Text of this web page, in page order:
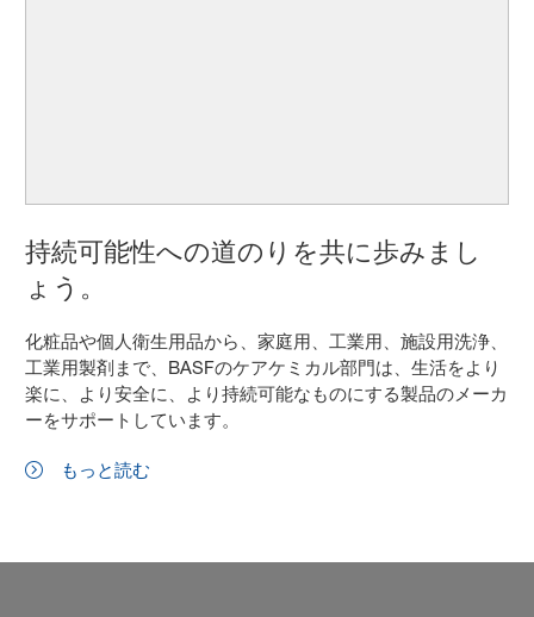
持続可能性への道のりを共に歩みまし
ょう。
化粧品や個人衛生用品から、家庭用、工業用、施設用洗浄、
工業用製剤まで、BASFのケアケミカル部門は、生活をより
楽に、より安全に、より持続可能なものにする製品のメーカ
ーをサポートしています。
もっと読む